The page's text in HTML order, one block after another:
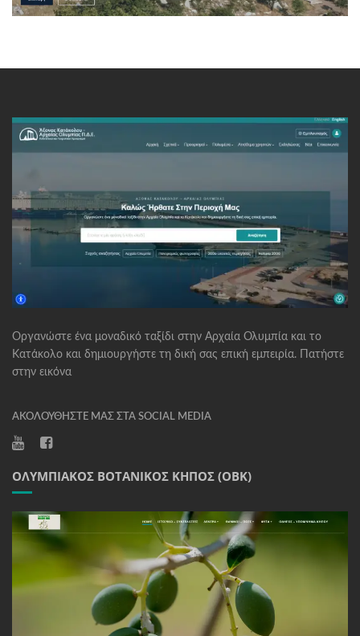
Οργανώστε ένα μοναδικό ταξίδι στην Αρχαία Ολυμπία και το
Κατάκολο και δημιουργήστε τη δική σας επική εμπειρία. Πατήστε
στην εικόνα
ΑΚΟΛΟΥΘΉΣΤΕ ΜΑΣ ΣΤΑ SOCIAL MEDIA
ΟΛΥΜΠΙΑΚΌΣ ΒΟΤΑΝΙΚΌΣ ΚΉΠΟΣ (ΟΒΚ)